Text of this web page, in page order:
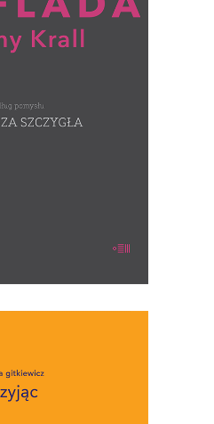
w szufladzie?
egzemplarze –